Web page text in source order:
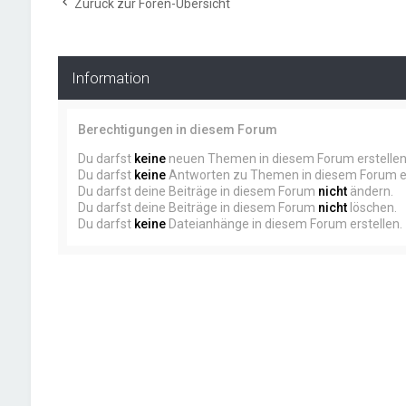
Zurück zur Foren-Übersicht
Information
Berechtigungen in diesem Forum
Du darfst keineneuen Themen in diesem Forum erstellen.
Du darfst keineAntworten zu Themen in diesem Forum
Du darfst deine Beiträge in diesem Forum nichtändern.
Du darfst deine Beiträge in diesem Forum nichtlöschen.
Du darfst keineDateianhänge in diesem Forum erstellen.